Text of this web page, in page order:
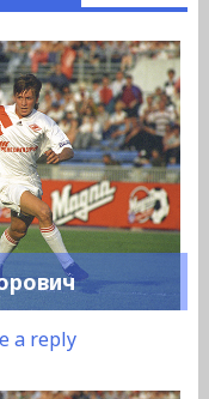
a reply